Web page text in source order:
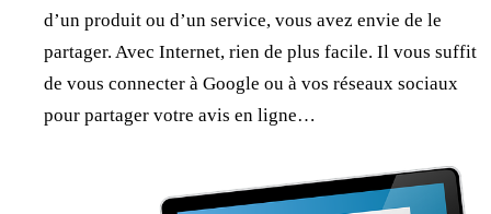
d’un produit ou d’un service, vous avez envie de le
partager. Avec Internet, rien de plus facile. Il vous suffit
de vous connecter à Google ou à vos réseaux sociaux
pour partager votre avis en ligne…